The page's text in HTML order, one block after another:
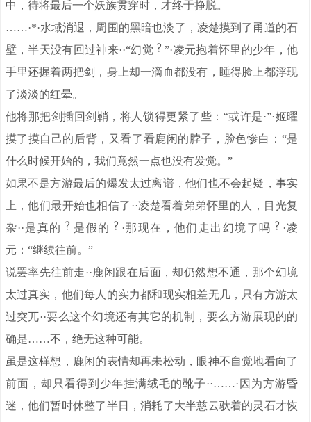
中，待将最后一个妖族贯穿时，才终于挣脱。
……·*·水域消退，周围的黑暗也淡了，凌楚摸到了甬道的石
壁，半天没有回过神来··“幻觉
”·凌元抱着怀里的少年，他
手里还握着两把剑，身上却一滴血都没有，睡得脸上都浮现
了淡淡的红晕。
他将那把剑插回剑鞘，将人锁得更紧了些：“或许是·”·姬曜
摸了摸自己的后背，又看了看鹿闲的脖子，脸色惨白：“是
什么时候开始的，我们竟然一点也没有发觉。”
如果不是方游最后的爆发太过离谱，他们也不会起疑，事实
上，他们最开始也相信了··凌楚看着弟弟怀里的人，目光复
杂··是真的
是假的 ·那现在，他们走出幻境了吗
·凌
元：“继续往前。”
说罢率先往前走··鹿闲跟在后面，却仍然想不通，那个幻境
太过真实，他们每人的实力都和现实相差无几，只有方游太
过突兀··要么这个幻境还有其它的机制，要么方游展现的的
确是……不，绝无这种可能。
虽是这样想，鹿闲的表情却再未松动，眼神不自觉地看向了
前面，却只看得到少年挂满绒毛的靴子··……·因为方游昏
迷，他们暂时休整了半日，消耗了大半慈云驮着的灵石才恢